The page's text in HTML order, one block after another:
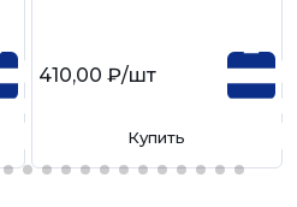
410,00 ₽/шт
Купить